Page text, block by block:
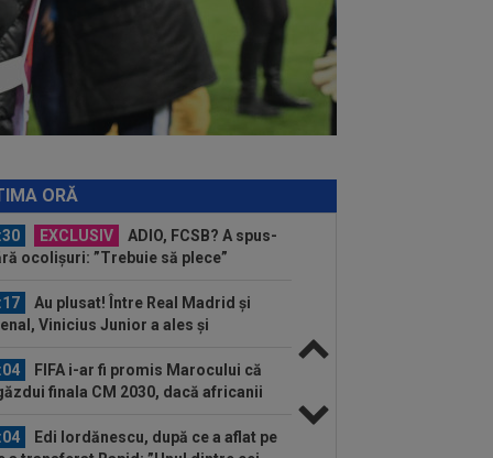
ORĂ
CFR Cluj - Tromso, Live Video,
6 august, 19:30, DGS 2. Misiune grea
UTA - Rapid, LIVE VIDEO, vineri,
în direct la Digi Sport 1. Se anunță
Craiova la meciul cu KuPS,
League...
EXCLUSIV
ADIO, FCSB? A spus-
ocolișuri: ”Trebuie să plece”
Au plusat! Între Real Madrid și
Vinicius Junior a ales și
FIFA i-ar fi promis Marocului că
finala CM 2030, dacă africanii
Edi Iordănescu, după ce a aflat pe